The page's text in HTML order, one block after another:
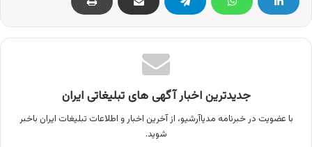
جدیدترین اخبار آگهی های تبلیغاتی ایران
با عضویت در خبرنامه مدیاآرشیو، از آخرین اخبار و اطلاعات تبلیغات ایران باخبر
شوید.